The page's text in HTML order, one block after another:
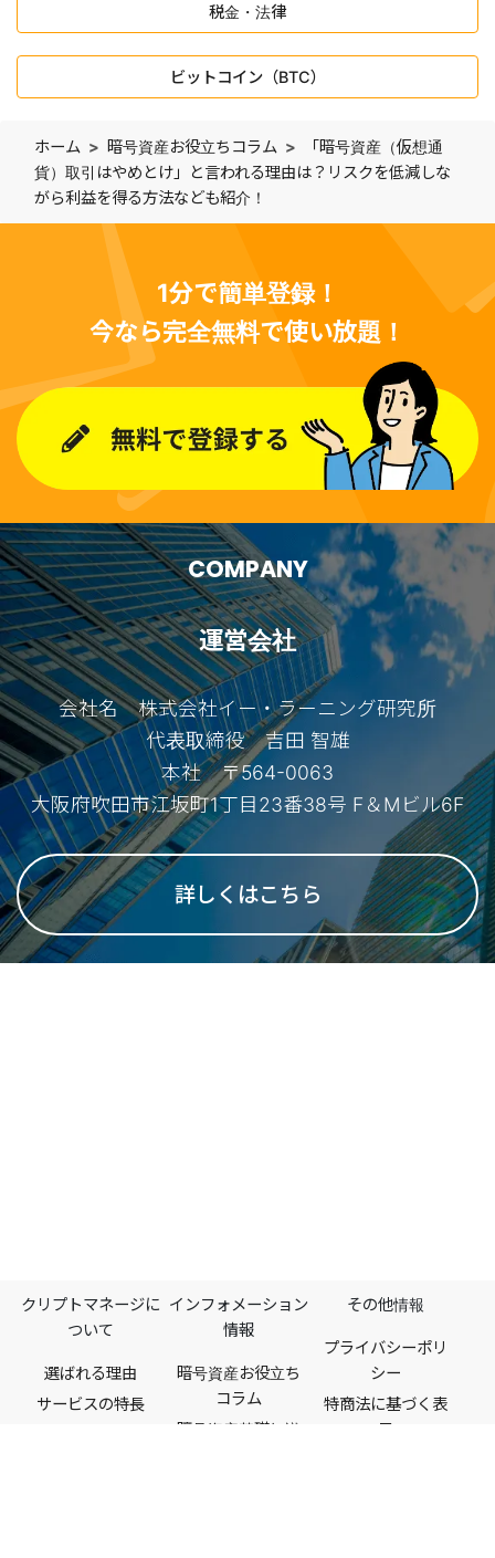
税金・法律
ビットコイン（BTC）
ホーム 暗号資産お役立ちコラム
「暗号資産（仮想通
貨）取引はやめとけ」と言われる理由は？リスクを低減しな
がら利益を得る方法なども紹介！
1分で簡単登録！
今なら完全無料で使い放題！
COMPANY
運営会社
会社名 株式会社イー・ラーニング研究所
代表取締役 吉田 智雄
本社 〒564-0063
大阪府吹田市江坂町1丁目23番38号 F＆Mビル6F
詳しくはこちら
クリプトマネージに
ついて
選ばれる理由
サービスの特長
インフォメーション
情報
暗号資産お役立ち
コラム​
暗号資産基礎知識
その他情報
プライバシーポリ
シー
特商法に基づく表
示